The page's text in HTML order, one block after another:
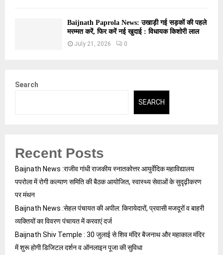
Baijnath Paprola News: उखाड़ी गई सड़कों की पहले
मरम्मत करें, फिर करें नई खुदाई : विधायक किशोरी लाल
July 21, 2026 0
Search
SEARCH
Recent Posts
Baijnath News :राजीव गांधी राजकीय स्नातकोत्तर आयुर्वेदिक महाविद्यालय
पपरोला में रोगी कल्याण समिति की बैठक आयोजित, स्वास्थ्य सेवाओं के सुदृढ़ीकरण
पर मंथन
Baijnath News :सेहल पंचायत की अपील: किरायेदारों, प्रवासी मजदूरों व बाहरी
व्यक्तियों का विवरण पंचायत में करवाएं दर्ज
Baijnath Shiv Temple : 30 जुलाई से शिव मंदिर बैजनाथ और महाकाल मंदिर
में शुरू होगी डिजिटल दर्शन व ऑनलाइन पूजा की सुविधा